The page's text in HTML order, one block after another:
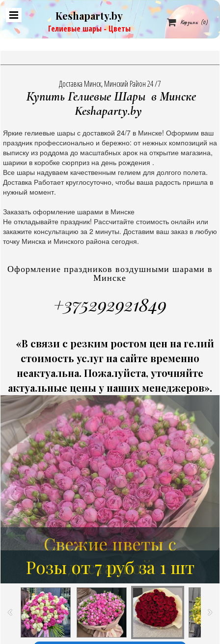
Keshaparty.by
Гелиевые шары - Цветы
 Корзина (0)
Доставка Минск, Минский Район 24 /7
Купить Гелиевые Шары в Минске
Keshaparty.by
Яркие гелиевые шары с доставкой 24/7 в Минске! Оформим ваш
праздник профессионально и бережно: от нежных композиций на
выписку из роддома до масштабных арок на открытие магазина,
шарики в коробке сюрприз на день рождения .
Все шары надуваем качественным гелием для долгого полета.
Доставка Работает круглосуточно, чтобы ваша радость пришла в
нужный момент.
Заказать оформление шарами в Минске
Не откладывайте праздник! Рассчитайте стоимость онлайн или
закажите консультацию за 2 минуты. Доставим ваш заказ в любую
точку Минска и Минского района сегодня.
Оформление праздников воздушными шарами в
Минске
+375292921849
«В связи с резким ростом цен на гелий
стоимость услуг на сайте временно
неактуальна. Пожалуйста, уточняйте
актуальные цены у наших менеджеров».
Розы от 7 руб за 1 шт